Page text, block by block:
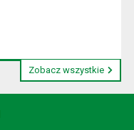
Zobacz wszystkie